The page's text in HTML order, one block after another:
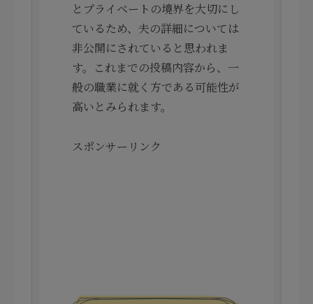
とプライベートの境界を大切にし
ているため、夫の詳細については
非公開にされていると思われま
す。これまでの投稿内容から、一
般の職業に就く方である可能性が
高いとみられます。
スポンサーリンク